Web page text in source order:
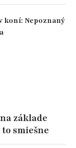
základe
smiešne